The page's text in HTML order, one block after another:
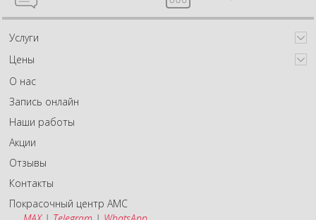
Услуги
Цены
О нас
Запись онлайн
Наши работы
Акции
Отзывы
Контакты
Покрасочный центр АМС